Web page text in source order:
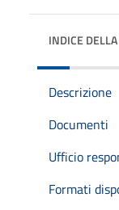
INDICE
Descrizione
Documenti
Ufficio
Formati